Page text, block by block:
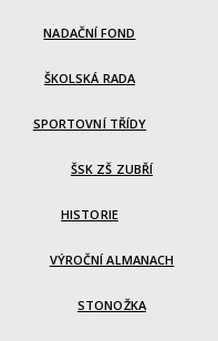
NADAČNÍ FOND
ŠKOLSKÁ RADA
SPORTOVNÍ TŘÍDY
ŠSK ZŠ ZUBŘÍ
HISTORIE
VÝROČNÍ ALMANACH
STONOŽKA